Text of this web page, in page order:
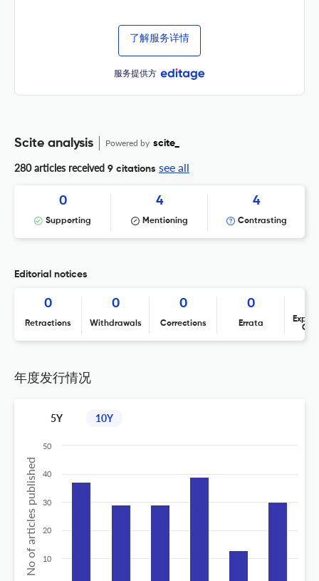
了解服务详情
服务提供方
Scite analysis Powered by scite_
280 articles received 9 citations see all
0
Supporting
4
Mentioning
4
Contrasting
Editorial notices
0
Retractions
0
Withdrawals
0
Corrections
0
Errata
年度发行情况
5Y 10Y
No of articles published 10
20
30
40
50